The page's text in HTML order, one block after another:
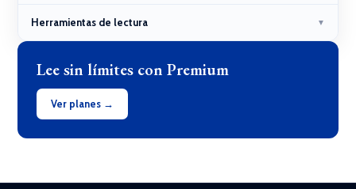
Herramientas de lectura ▼
Lee sin límites con Premium
Ver planes →